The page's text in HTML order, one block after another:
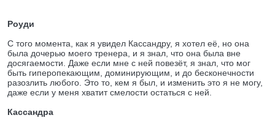
Роуди
С того момента, как я увидел Кассандру, я хотел её, но она
была дочерью моего тренера, и я знал, что она была вне
досягаемости. Даже если мне с ней повезёт, я знал, что мог
быть гиперопекающим, доминирующим, и до бесконечности
разозлить любого. Это то, кем я был, и изменить это я не могу,
даже если у меня хватит смелости остаться с ней.
Кассандра